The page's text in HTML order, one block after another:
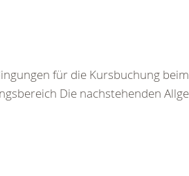
für die Kursbuchung
Die nachstehenden